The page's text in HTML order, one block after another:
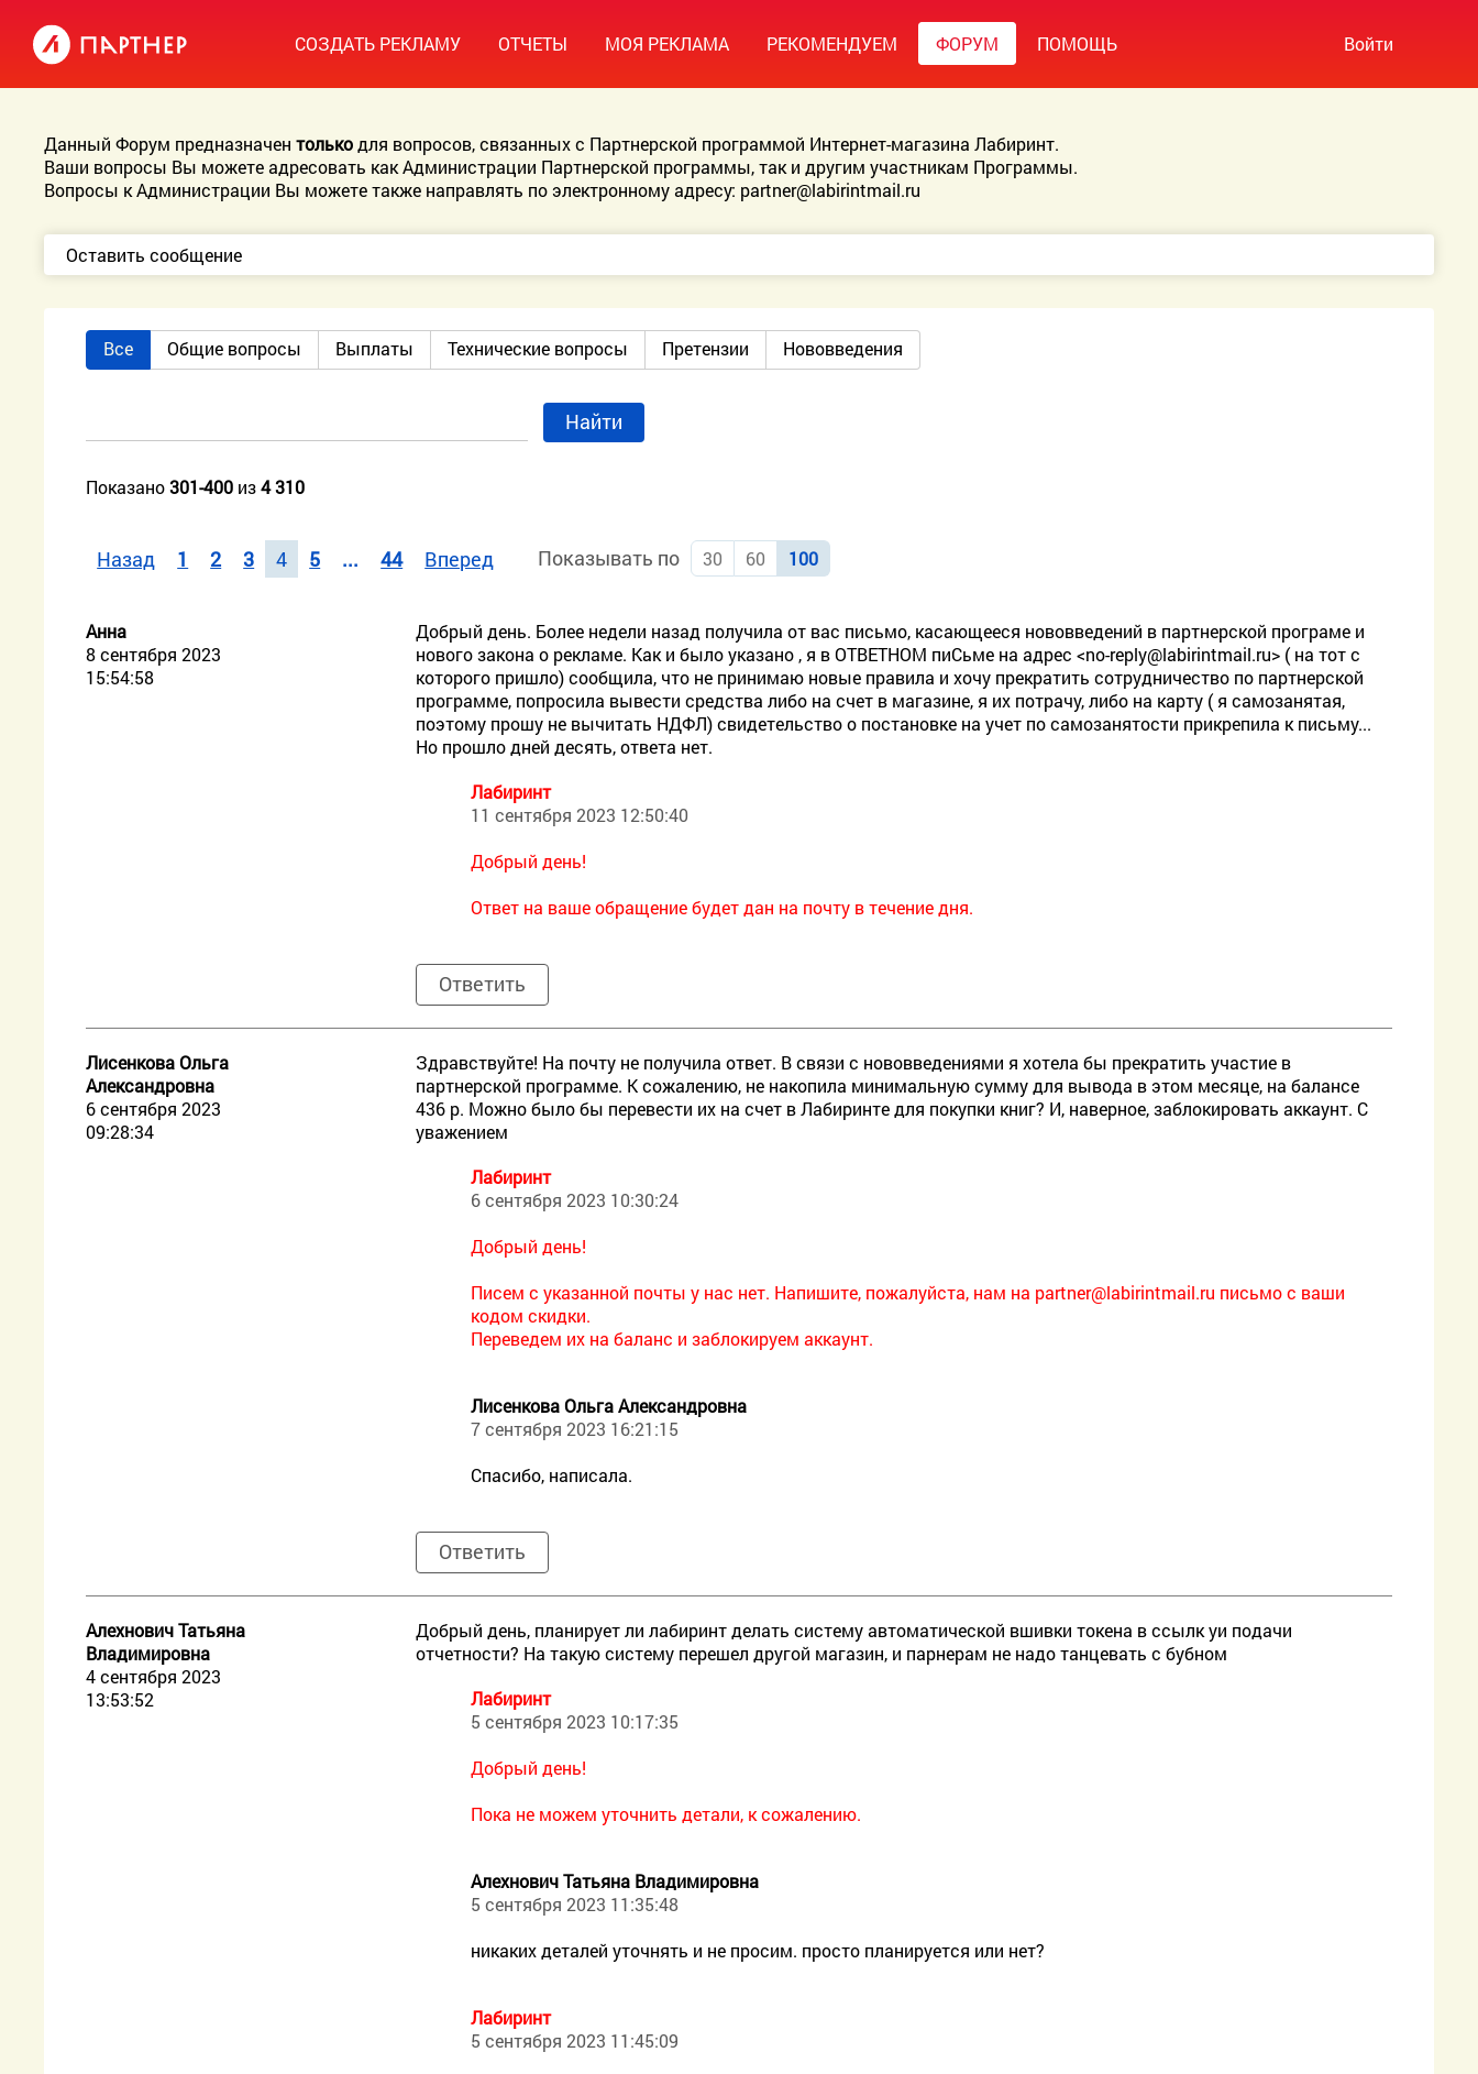
СОЗДАТЬ РЕКЛАМУ ОТЧЕТЫ МОЯ РЕКЛАМА РЕКОМЕНДУЕМ ФОРУМ ПОМОЩЬ Войти
Данный Форум предназначентолькодля вопросов, связанных с Партнерской программой Интернет-магазина Лабиринт.
Ваши вопросы Вы можете адресовать как Администрации Партнерской программы, так и другим участникам Программы.
Вопросы к Администрации Вы можете также направлять по электронному адресу: partner@labirintmail.ru
Оставить сообщение
Все Общие вопросы Выплаты Технические вопросы Претензии Нововведения
Найти
Показано301-400 из4 310
Назад 1 2 3 4 5 ... 44 Вперед Показывать по 30 60 100
Анна
8 сентября 2023
15:54:58
Добрый день. Более недели назад получила от вас письмо, касающееся нововведений в партнерской програме и
нового закона о рекламе. Как и было указано , я в ОТВЕТНОМ пиСьме на адрес <no-reply@labirintmail.ru> ( на тот с
которого пришло) сообщила, что не принимаю новые правила и хочу прекратить сотрудничество по партнерской
программе, попросила вывести средства либо на счет в магазине, я их потрачу, либо на карту ( я самозанятая,
поэтому прошу не вычитать НДФЛ) свидетельство о постановке на учет по самозанятости прикрепила к письму...
Но прошло дней десять, ответа нет.
Лабиринт
11 сентября 2023 12:50:40
Добрый день!
Ответ на ваше обращение будет дан на почту в течение дня.
Ответить
Лисенкова Ольга
Александровна
6 сентября 2023
09:28:34
Здравствуйте! На почту не получила ответ. В связи с нововведениями я хотела бы прекратить участие в
партнерской программе. К сожалению, не накопила минимальную сумму для вывода в этом месяце, на балансе
436 р. Можно было бы перевести их на счет в Лабиринте для покупки книг? И, наверное, заблокировать аккаунт. С
уважением
Лабиринт
6 сентября 2023 10:30:24
Добрый день!
Писем с указанной почты у нас нет. Напишите, пожалуйста, нам на partner@labirintmail.ru письмо с ваши
кодом скидки.
Переведем их на баланс и заблокируем аккаунт.
Лисенкова Ольга Александровна
7 сентября 2023 16:21:15
Спасибо, написала.
Ответить
Алехнович Татьяна
Владимировна
4 сентября 2023
13:53:52
Добрый день, планирует ли лабиринт делать систему автоматической вшивки токена в ссылк уи подачи
отчетности? На такую систему перешел другой магазин, и парнерам не надо танцевать с бубном
Лабиринт
5 сентября 2023 10:17:35
Добрый день!
Пока не можем уточнить детали, к сожалению.
Алехнович Татьяна Владимировна
5 сентября 2023 11:35:48
никаких деталей уточнять и не просим. просто планируется или нет?
Лабиринт
5 сентября 2023 11:45:09